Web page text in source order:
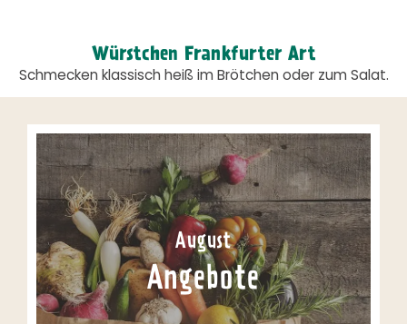
Würstchen Frankfurter Art
Schmecken klassisch heiß im Brötchen oder zum Salat.
August
Angebote